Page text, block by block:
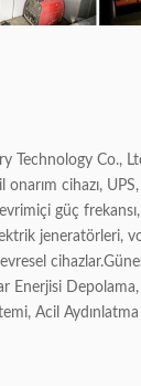
Technology Co.,
onarım cihazı,
güç
jeneratörleri,
Enerjisi
Acil